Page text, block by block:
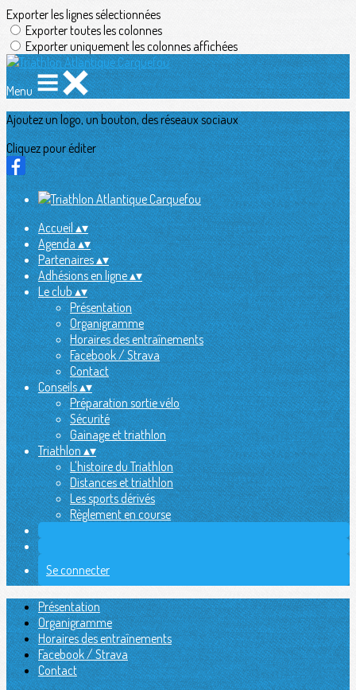
Exporter les lignes sélectionnées
Exporter toutes les colonnes
Exporter uniquement les colonnes affichées
Menu
Ajoutez un logo, un bouton, des réseaux sociaux
Cliquez pour éditer
Accueil▴▾
Agenda▴▾
Partenaires▴▾
Adhésions en ligne▴▾
Le club▴▾
Présentation
Organigramme
Horaires des entraînements
Facebook / Strava
Contact
Conseils▴▾
Préparation sortie vélo
Sécurité
Gainage et triathlon
Triathlon▴▾
L'histoire du Triathlon
Distances et triathlon
Les sports dérivés
Règlement en course
Se connecter
Présentation
Organigramme
Horaires des entraînements
Facebook / Strava
Contact